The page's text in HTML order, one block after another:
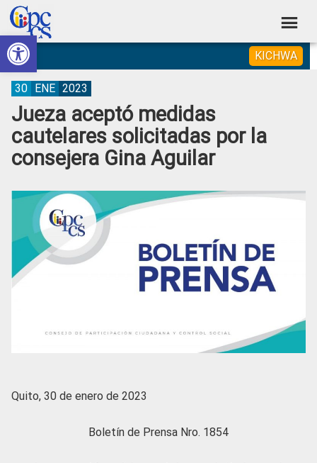
Abrir barra de herramientas
Skip
to
primary
navigation
Skip
to
main
content
Skip
to
primary
sidebar
Skip
to
footer
Consejo
de
Participación
Ciudadana
Control
Social
Construyendo
Poder
Ciudadano
KICHWA
Jueza aceptó medidas
cautelares solicitadas por la
consejera Gina Aguilar
30 ENE 2023
Quito, 30 de enero de 2023
Boletín de Prensa Nro. 1854